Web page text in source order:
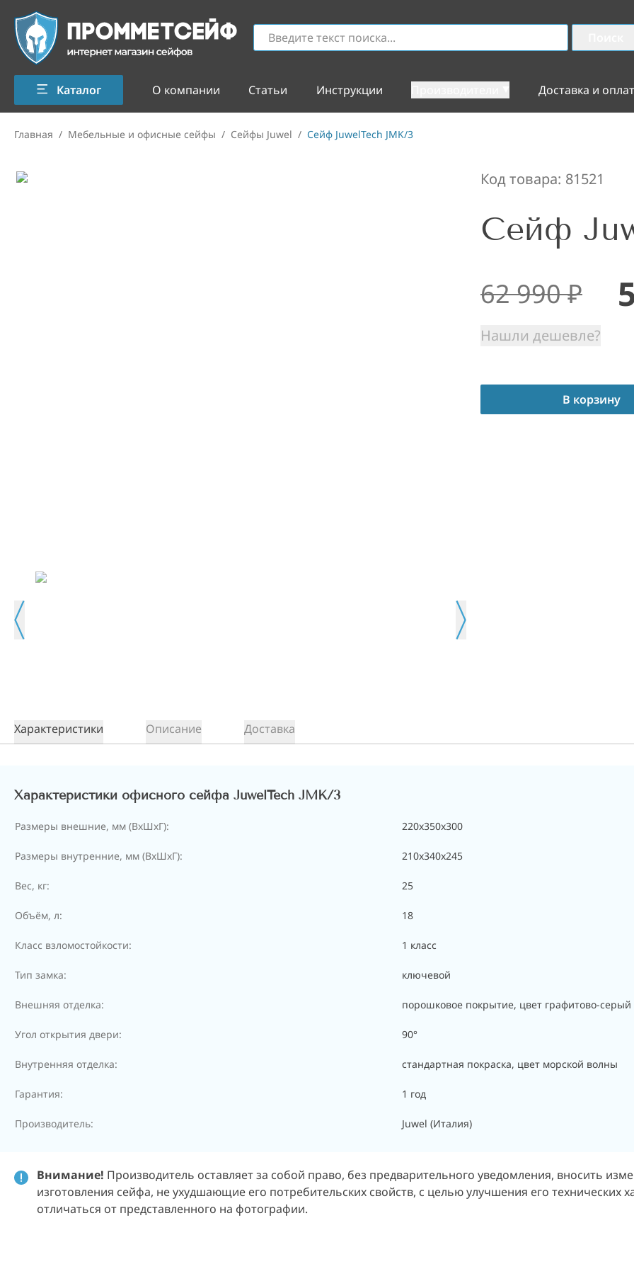
Каталог О компании Статьи Инструкции Доставка и
Главная / Мебельные и офисные сейфы / Сейфы Juwel / Сейф JuwelTech JMK/3
Код товара: 81521
Сейф
62 990₽
Нашли дешевле?
В корзину
Характеристики Описание Доставка
Характеристики офисного сейфа JuwelTech JMK/3
Размеры внешние, мм (ВхШхГ): 220x350x300
Размеры внутренние, мм (ВхШхГ): 210x340x245
Вес, кг: 25
Объём, л: 18
Класс взломостойкости: 1 класс
Тип замка: ключевой
Внешняя отделка: порошковое покрытие, цвет графитово-серый
Угол открытия двери: 90°
Внутренняя отделка: стандартная покраска, цвет морской волны
Гарантия: 1 год
Производитель: Juwel (Италия)
Внимание! Производитель оставляет за собой право, без предварительного уведомления, вносить
изготовления сейфа, не ухудшающие его потребительских свойств, с целью улучшения его технических
отличаться от представленного на фотографии.